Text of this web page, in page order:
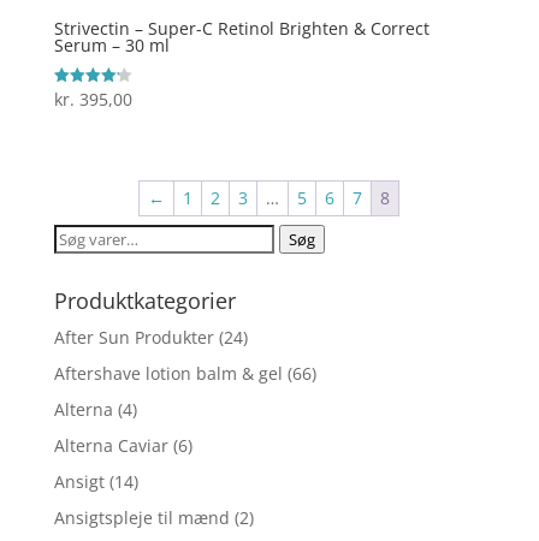
Strivectin – Super-C Retinol Brighten & Correct
Serum – 30 ml
Vurderet
4.2
kr. 395,00
← 1 2 3 … 5 6 7
8
Søg
Søg
Produktkategorier
After Sun Produkter (24)
Aftershave lotion balm & gel (66)
Alterna (4)
Alterna Caviar (6)
Ansigt (14)
Ansigtspleje til mænd (2)